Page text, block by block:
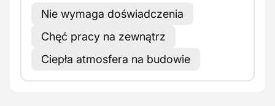
Nie wymaga doświadczenia
Chęć pracy na zewnątrz
Ciepła atmosfera na budowie